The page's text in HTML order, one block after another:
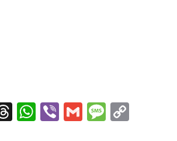
Threads
WhatsApp
ViberGmail